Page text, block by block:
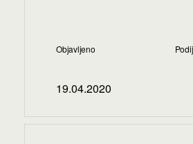
Objavljeno
19.04.2020